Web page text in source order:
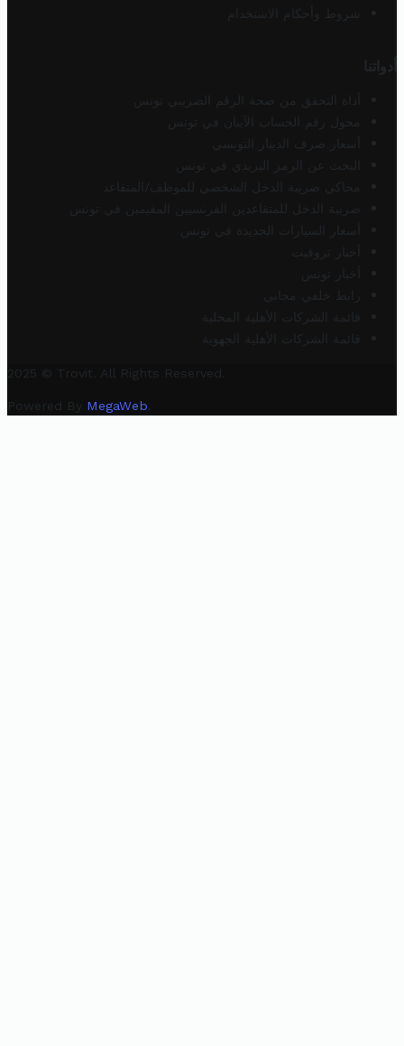
شروط وأحكام الاستخدام
أدواتنا
أداة التحقق من صحة الرقم الضريبي تونس
محول رقم الحساب الآيبان في تونس
أسعار صرف الدينار التونسي
البحث عن الرمز البريدي في تونس
محاكي ضريبة الدخل الشخصي للموظف/المتقاعد
ضريبة الدخل للمتقاعدين الفرنسيين المقيمين في تونس
أسعار السيارات الجديدة في تونس
أخبار تروفيت
أخبار تونس
رابط خلفي مجاني
قائمة الشركات الأهلية المحلية
قائمة الشركات الأهلية الجهوية
2025 © Trovit. All Rights Reserved.
Powered By MegaWeb